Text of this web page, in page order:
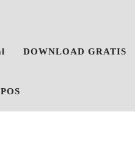
DOWNLOAD GRATIS